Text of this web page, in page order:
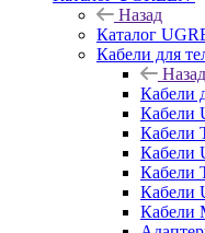
Назад
Каталог
Кабели для
Назад
Кабели
Кабели
Кабели
Кабели
Кабели
Кабели
Кабели